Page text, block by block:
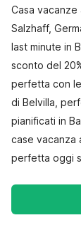
Casa vacanze
Salzhaff,
last minute in
sconto del
perfetta con
di Belvilla,
pianificati in
case vacanza
perfetta oggi